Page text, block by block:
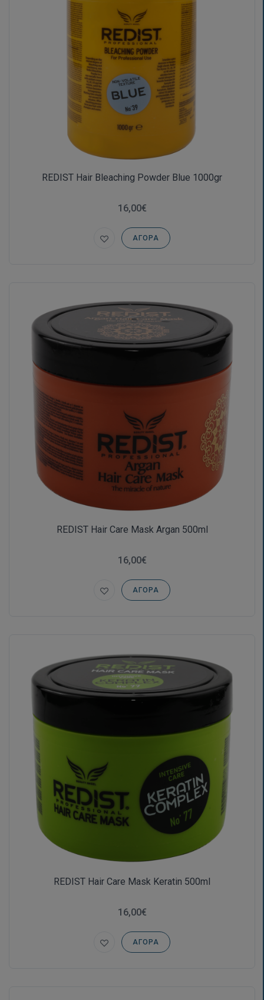
REDIST Hair Bleaching Powder Blue 1000gr
16,00€
ΑΓΟΡΆ
REDIST Hair Care Mask Argan 500ml
16,00€
ΑΓΟΡΆ
REDIST Hair Care Mask Keratin 500ml
16,00€
ΑΓΟΡΆ